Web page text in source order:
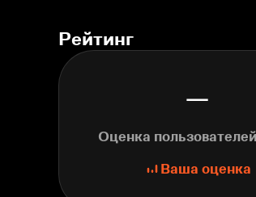
Рейтинг
—
Оценка
Ваша оценка